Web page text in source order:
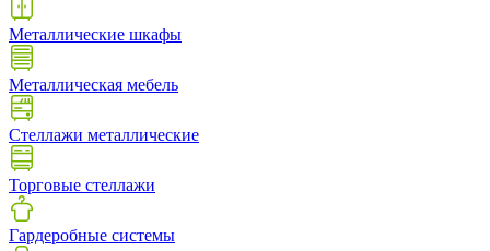
Металлические шкафы
Металлическая мебель
Стеллажи металлические
Торговые стеллажи
Гардеробные системы